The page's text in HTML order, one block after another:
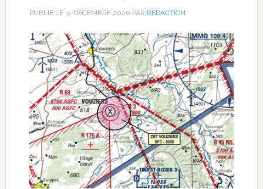
PUBLIÉ LE 31 DÉCEMBRE 2020 PAR RÉDACTION